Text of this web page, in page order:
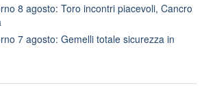
8 agosto: Toro incontri piacevoli, Cancro
7 agosto: Gemelli totale sicurezza in